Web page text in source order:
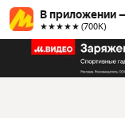
В приложении
★★★★★ (700К)